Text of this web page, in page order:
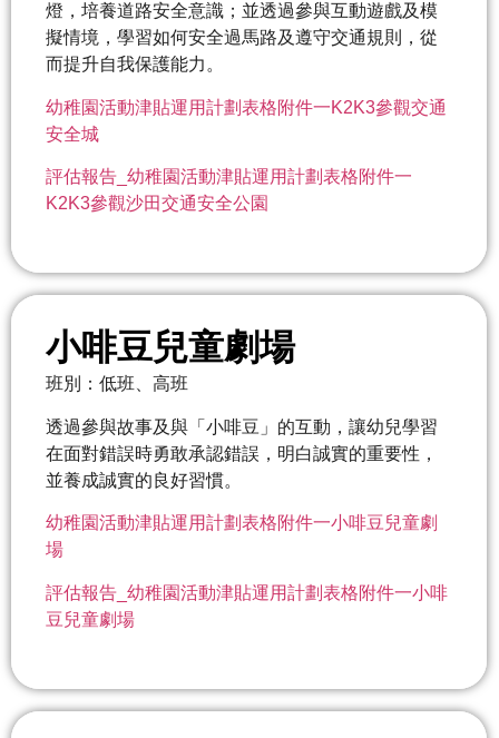
燈，培養道路安全意識；並透過參與互動遊戲及模
擬情境，學習如何安全過馬路及遵守交通規則，從
而提升自我保護能力。
幼稚園活動津貼運用計劃表格附件一K2K3參觀交通
安全城
評估報告_幼稚園活動津貼運用計劃表格附件一
K2K3參觀沙田交通安全公園
小啡豆兒童劇場
班別：低班、高班
透過參與故事及與「小啡豆」的互動，讓幼兒學習
在面對錯誤時勇敢承認錯誤，明白誠實的重要性，
並養成誠實的良好習慣。
幼稚園活動津貼運用計劃表格附件一小啡豆兒童劇
場
評估報告_幼稚園活動津貼運用計劃表格附件一小啡
豆兒童劇場